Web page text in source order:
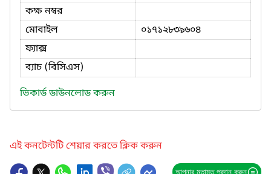
কক্ষ নম্বর
মোবাইল
০১৭১২৮৩৯৬০৪
ফ্যাক্স
ব্যাচ (বিসিএস)
ভিকার্ড ডাউনলোড করুন
এই কনটেন্টটি শেয়ার করতে ক্লিক করুন
আপনার মতামত প্রদান করুন